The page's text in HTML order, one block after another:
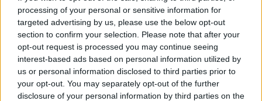
processing of your personal or sensitive information for
targeted advertising by us, please use the below opt-out
section to confirm your selection. Please note that after your
opt-out request is processed you may continue seeing
interest-based ads based on personal information utilized by
us or personal information disclosed to third parties prior to
your opt-out. You may separately opt-out of the further
disclosure of your personal information by third parties on the
news